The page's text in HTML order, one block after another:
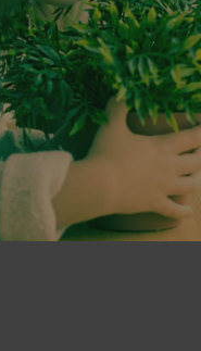
par les services